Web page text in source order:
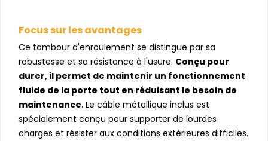
Focus sur les avantages
Ce tambour d'enroulement se distingue par sa
robustesse et sa résistance à l'usure. Conçu pour
durer, il permet de maintenir un fonctionnement
fluide de la porte tout en réduisant le besoin de
maintenance. Le câble métallique inclus est
spécialement conçu pour supporter de lourdes
charges et résister aux conditions extérieures difficiles.